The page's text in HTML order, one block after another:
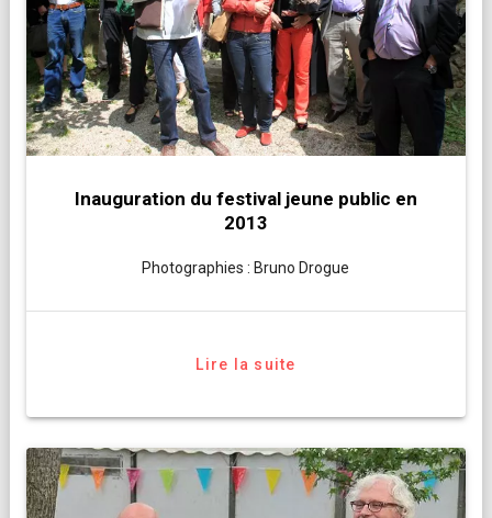
Inauguration du festival jeune public en
2013
Photographies : Bruno Drogue
Lire la suite